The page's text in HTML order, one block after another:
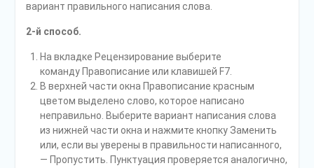
вариант правильного написания слова.
2-й способ.
На вкладке Рецензирование выберите
команду Правописание или клавишей F7.
В верхней части окна Правописание красным
цветом выделено слово, которое написано
неправильно. Выберите вариант написания слова
из нижней части окна и нажмите кнопку Заменить
или, если вы уверены в правильности написанного,
— Пропустить. Пунктуация проверяется аналогично,